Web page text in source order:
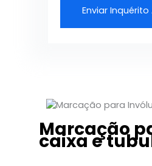
Enviar
Marcação
caixa e